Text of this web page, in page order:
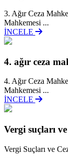
3. Ağır Ceza
Mahkemesi ...
İNCELE
4. ağır ceza
4. Ağır Ceza
Mahkemesi ...
İNCELE
Vergi suçları
Vergi Suçları ve